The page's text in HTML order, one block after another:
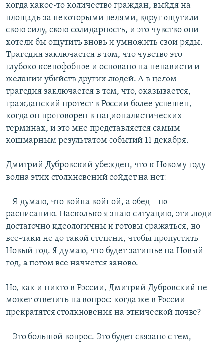
когда какое-то количество граждан, выйдя на
площадь за некоторыми целями, вдруг ощутили
свою силу, свою солидарность, и это чувство они
хотели бы ощутить вновь и умножить свои ряды.
Трагедия заключается в том, что чувство это
глубоко ксенофобное и основано на ненависти и
желании убийств других людей. А в целом
трагедия заключается в том, что, оказывается,
гражданский протест в России более успешен,
когда он проговорен в националистических
терминах, и это мне представляется самым
кошмарным результатом событий 11 декабря.
Дмитрий Дубровский убежден, что к Новому году
волна этих столкновений сойдет на нет:
– Я думаю, что война войной, а обед – по
расписанию. Насколько я знаю ситуацию, эти люди
достаточно идеологичны и готовы сражаться, но
все-таки не до такой степени, чтобы пропустить
Новый год. Я думаю, что будет затишье на Новый
год, а потом все начнется заново.
Но, как и никто в России, Дмитрий Дубровский не
может ответить на вопрос: когда же в России
прекратятся столкновения на этнической почве?
– Это большой вопрос. Это будет связано с тем,